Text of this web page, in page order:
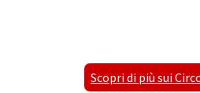
Scopri di più sui